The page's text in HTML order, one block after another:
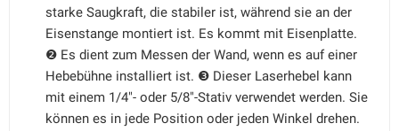
starke Saugkraft, die stabiler ist, während sie an der
Eisenstange montiert ist. Es kommt mit Eisenplatte.
❷ Es dient zum Messen der Wand, wenn es auf einer
Hebebühne installiert ist. ❸ Dieser Laserhebel kann
mit einem 1/4"- oder 5/8"-Stativ verwendet werden. Sie
können es in jede Position oder jeden Winkel drehen.